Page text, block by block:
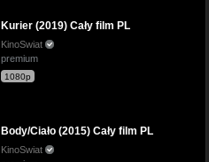
Kurier (2019) Cały film PL
KinoSwiat
premium
1080p
Body/Ciało (2015) Cały film PL
KinoSwiat